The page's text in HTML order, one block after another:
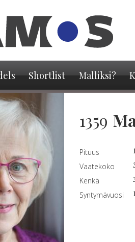
Shortlist Malliksi?
1359
Pituus
Vaatekoko
Kenkä
Syntymävuosi